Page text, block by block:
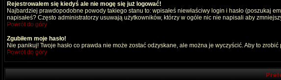
Rejestrowałem się kiedyś ale nie mogę się już logować!
Najbardziej prawdopodobne powody takiego stanu to: wpisałeś niewłaściwy login i hasło (poszukaj
napisałeś? Często administratorzy usuwają użytkowników, którzy w ogóle nic nie napisali aby
Powrót do góry
Zgubiłem moje hasło!
Nie panikuj! Twoje hasło co prawda nie może zostać odzyskane, ale można je wyczyścić. Aby to
Powrót do góry